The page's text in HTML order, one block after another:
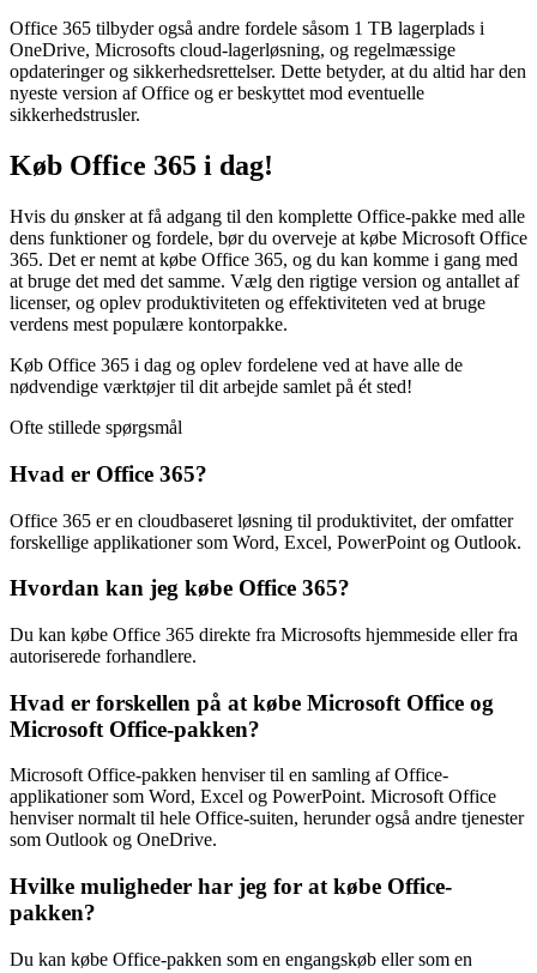
Office 365 tilbyder også andre fordele såsom 1 TB lagerplads i
OneDrive, Microsofts cloud-lagerløsning, og regelmæssige
opdateringer og sikkerhedsrettelser. Dette betyder, at du altid har den
nyeste version af Office og er beskyttet mod eventuelle
sikkerhedstrusler.
Køb Office 365 i dag!
Hvis du ønsker at få adgang til den komplette Office-pakke med alle
dens funktioner og fordele, bør du overveje at købe Microsoft Office
365. Det er nemt at købe Office 365, og du kan komme i gang med
at bruge det med det samme. Vælg den rigtige version og antallet af
licenser, og oplev produktiviteten og effektiviteten ved at bruge
verdens mest populære kontorpakke.
Køb Office 365 i dag og oplev fordelene ved at have alle de
nødvendige værktøjer til dit arbejde samlet på ét sted!
Ofte stillede spørgsmål
Hvad er Office 365?
Office 365 er en cloudbaseret løsning til produktivitet, der omfatter
forskellige applikationer som Word, Excel, PowerPoint og Outlook.
Hvordan kan jeg købe Office 365?
Du kan købe Office 365 direkte fra Microsofts hjemmeside eller fra
autoriserede forhandlere.
Hvad er forskellen på at købe Microsoft Office og
Microsoft Office-pakken?
Microsoft Office-pakken henviser til en samling af Office-
applikationer som Word, Excel og PowerPoint. Microsoft Office
henviser normalt til hele Office-suiten, herunder også andre tjenester
som Outlook og OneDrive.
Hvilke muligheder har jeg for at købe Office-
pakken?
Du kan købe Office-pakken som en engangskøb eller som en